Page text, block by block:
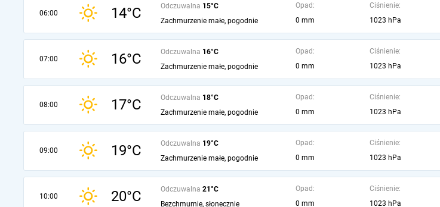
06:00 14°C Odczuwalna 15°C
Zachmurzenie małe, pogodnie
Opad:
0 mm
Ciśnienie:
1023 hPa
07:00 16°C Odczuwalna 16°C
Zachmurzenie małe, pogodnie
Opad:
0 mm
Ciśnienie:
1023 hPa
08:00 17°C Odczuwalna 18°C
Zachmurzenie małe, pogodnie
Opad:
0 mm
Ciśnienie:
1023 hPa
09:00 19°C Odczuwalna 19°C
Zachmurzenie małe, pogodnie
Opad:
0 mm
Ciśnienie:
1023 hPa
10:00 20°C Odczuwalna 21°C
Bezchmurnie, słonecznie
Opad:
0 mm
Ciśnienie:
1023 hPa